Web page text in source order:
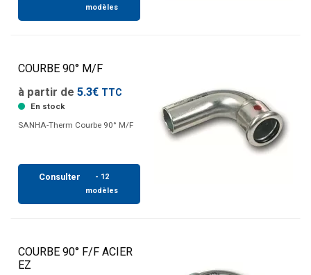
modèles
COURBE 90° M/F
à partir de 5.3€ TTC
En stock
SANHA-Therm Courbe 90° M/F
Consulter
- 12
modèles
COURBE 90° F/F ACIER
EZ